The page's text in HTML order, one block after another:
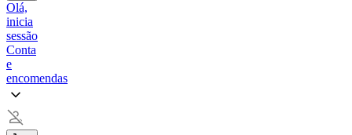
Olá,
inicia
sessão
Conta
e
encomendas